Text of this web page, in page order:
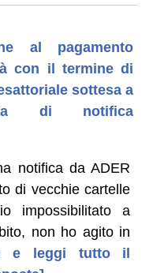
al pagamento
con il termine di
sottesa a
di notifica
notifica da ADER
di vecchie cartelle
impossibilitato a
non ho agito in
e leggi tutto il